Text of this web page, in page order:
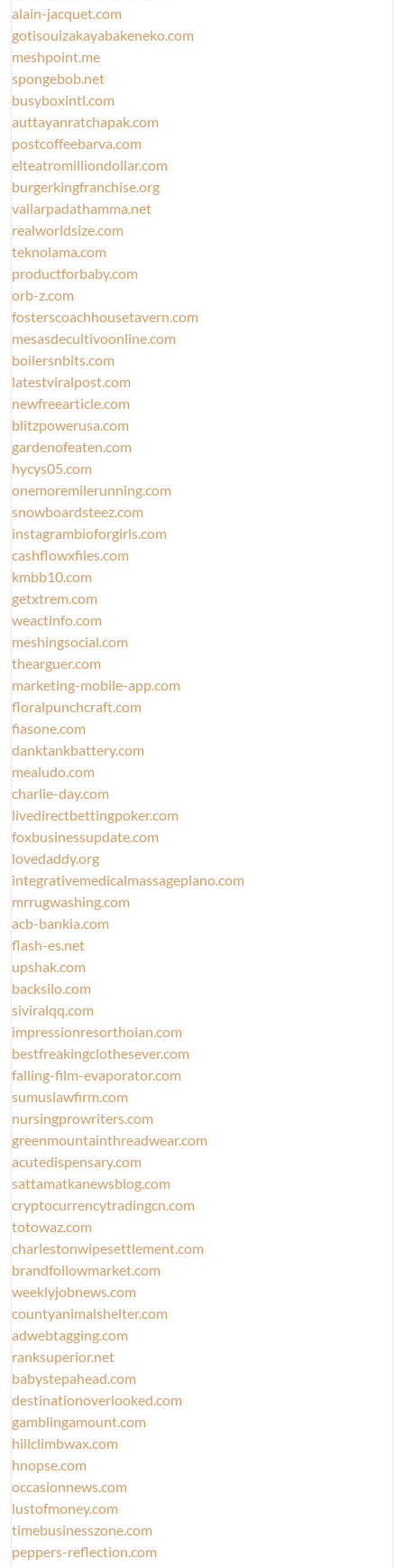
alain-jacquet.com
gotisouizakayabakeneko.com
meshpoint.me
spongebob.net
busyboxintl.com
auttayanratchapak.com
postcoffeebarva.com
elteatromilliondollar.com
burgerkingfranchise.org
vallarpadathamma.net
realworldsize.com
teknolama.com
productforbaby.com
orb-z.com
fosterscoachhousetavern.com
mesasdecultivoonline.com
boilersnbits.com
latestviralpost.com
newfreearticle.com
blitzpowerusa.com
gardenofeaten.com
hycys05.com
onemoremilerunning.com
snowboardsteez.com
instagrambioforgirls.com
cashflowxfiles.com
kmbb10.com
getxtrem.com
weactinfo.com
meshingsocial.com
thearguer.com
marketing-mobile-app.com
floralpunchcraft.com
fiasone.com
danktankbattery.com
mealudo.com
charlie-day.com
livedirectbettingpoker.com
foxbusinessupdate.com
lovedaddy.org
integrativemedicalmassageplano.com
mrrugwashing.com
acb-bankia.com
flash-es.net
upshak.com
backsilo.com
siviralqq.com
impressionresorthoian.com
bestfreakingclothesever.com
falling-film-evaporator.com
sumuslawfirm.com
nursingprowriters.com
greenmountainthreadwear.com
acutedispensary.com
sattamatkanewsblog.com
cryptocurrencytradingcn.com
totowaz.com
charlestonwipesettlement.com
brandfollowmarket.com
weeklyjobnews.com
countyanimalshelter.com
adwebtagging.com
ranksuperior.net
babystepahead.com
destinationoverlooked.com
gamblingamount.com
hillclimbwax.com
hnopse.com
occasionnews.com
lustofmoney.com
timebusinesszone.com
peppers-reflection.com